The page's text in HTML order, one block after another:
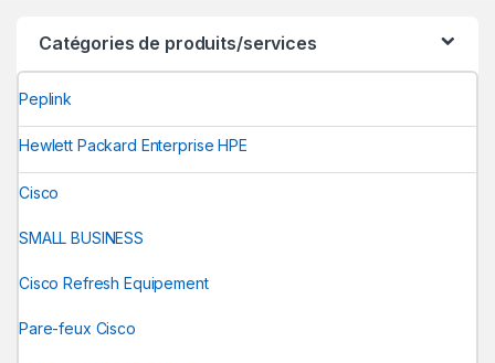
Catégories de produits/services
Peplink
Hewlett Packard Enterprise HPE
Cisco
SMALL BUSINESS
Cisco Refresh Equipement
Pare-feux Cisco